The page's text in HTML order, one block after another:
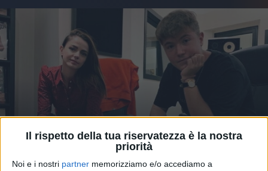
Il rispetto della tua riservatezza è la nostra
priorità
Noi e i nostri partner memorizziamo e/o accediamo a
NEWS 30 dic 2020